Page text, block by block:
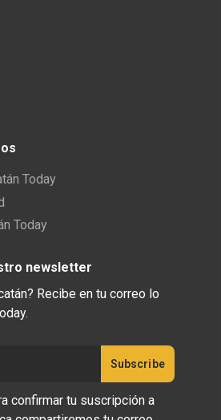
Today
Today
newsletter
Recibe en tu correo lo
confirmar tu suscripción a